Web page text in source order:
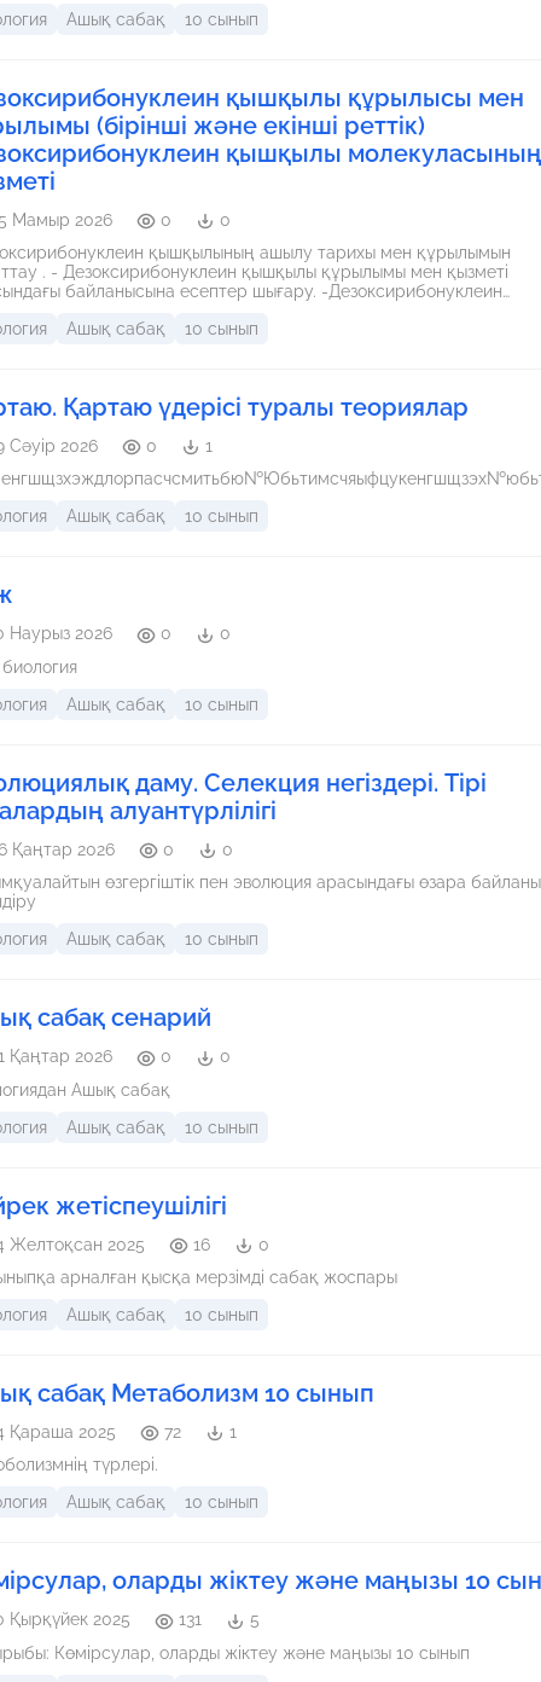
Ашық сабақ 10 сынып
қышқылы құрылысы мен
(бірінші және екінші реттік)
қышқылы молекуласының
Мамыр 2026 0
0
қышқылының ашылу тарихы мен құрылымын
қышқылы құрылымы мен қызметі
байланысына eceптep шығapy. -Дезоксирибонуклеин
Ашық сабақ 10 сынып
Қартаю үдерісі туралы теориялар
Сәуір 2026 0
1
Ашық сабақ 10 сынып
Наурыз 2026 0
0
Ашық сабақ 10 сынып
даму. Селекция негіздері. Тірі
алуантүрлілігі
Қаңтар 2026 0
0
өзгергіштік пен эволюция арасындағы өзара
Ашық сабақ 10 сынып
сабақ сенарий
Қаңтар 2026 0
0
Ашық сабақ
Ашық сабақ 10 сынып
жетіспеушілігі
Желтоқсан 2025 16
0
арналған қысқа мерзімді сабақ жоспары
Ашық сабақ 10 сынып
сабақ Метаболизм 10 сынып
Қараша 2025 72
1
түрлері.
Ашық сабақ 10 сынып
оларды жіктеу және маңызы 10
Қырқүйек 2025 131
5
Тақырыбы: Көмірсулар, оларды жіктеу және маңызы 10 сынып